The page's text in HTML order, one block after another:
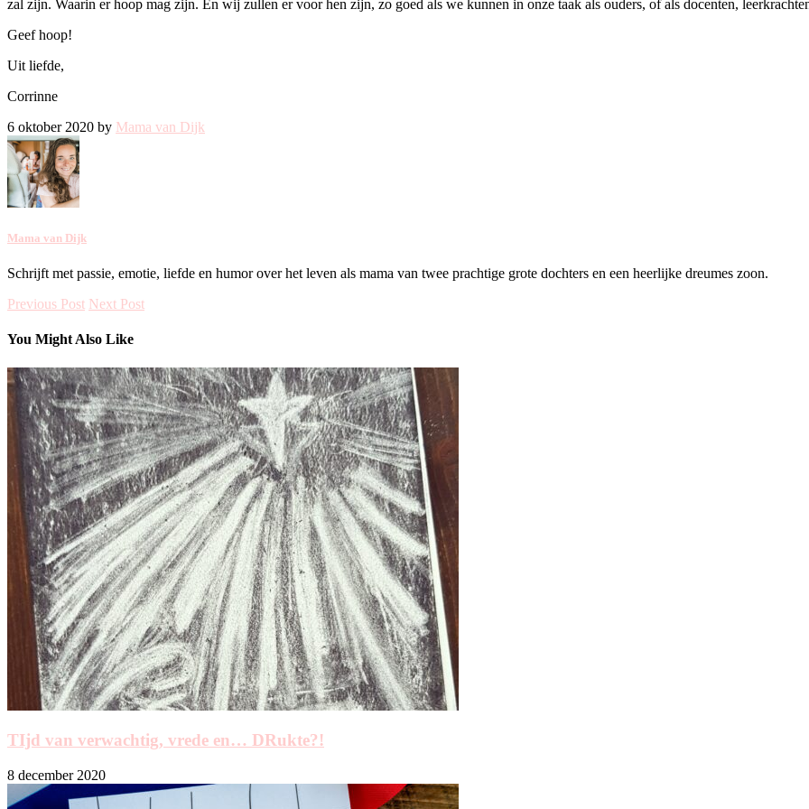
zal zijn. Waarin er hoop mag zijn. En wij zullen er voor hen zijn, zo goed als we kunnen in onze taak als ouders, of als docenten,
Geef hoop!
Uit liefde,
Corrinne
6 oktober 2020 by Mama van Dijk
Mama van Dijk
Schrijft met passie, emotie, liefde en humor over het leven als mama van twee prachtige grote dochters en een heerlijke dreumes zoon.
Previous Post Next Post
You Might Also Like
TIjd van verwachtig, vrede en… DRukte?!
8 december 2020